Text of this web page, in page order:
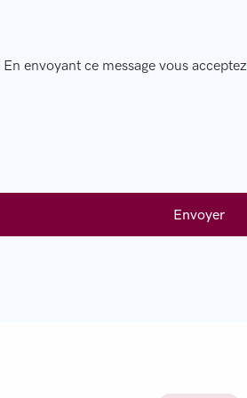
En envoyant ce message vous acceptez